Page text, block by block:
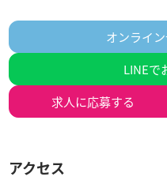
オンライ
LINEで
求人に応募する
アクセス